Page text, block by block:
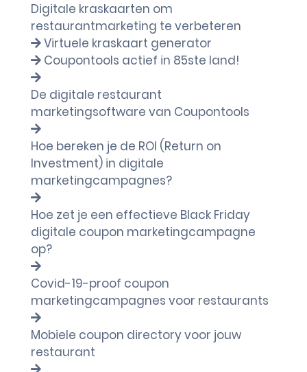
Digitale kraskaarten om
restaurantmarketing te verbeteren
Virtuele kraskaart generator
Coupontools actief in 85ste land!
De digitale restaurant
marketingsoftware van Coupontools
Hoe bereken je de ROI (Return on
Investment) in digitale
marketingcampagnes?
Hoe zet je een effectieve Black Friday
digitale coupon marketingcampagne
op?
Covid-19-proof coupon
marketingcampagnes voor restaurants
Mobiele coupon directory voor jouw
restaurant